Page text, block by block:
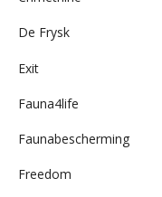
De Frysk
Exit
Fauna4life
Faunabescherming
Freedom